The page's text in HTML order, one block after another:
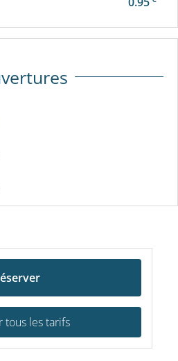
tous les tarifs